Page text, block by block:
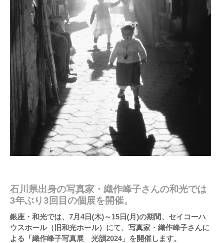
石川県出身の写真家・織作峰子さんの和光では
3年ぶり3回目の個展を開催。
銀座・和光では、7月4日(木)～15日(月)の期間、セイコーハ
ウスホール（旧和光ホール）にて、写真家・織作峰子さんに
よる「織作峰子写真展 光韻2024」を開催します。